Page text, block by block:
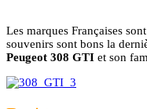
Les marques Françaises
souvenirs sont bons la
Peugeot 308 GTI et son